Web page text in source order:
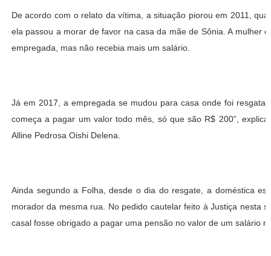
De acordo com o relato da vítima, a situação piorou em 2011,
ela passou a morar de favor na casa da mãe de Sônia. A mulher
empregada, mas não recebia mais um salário.
Já em 2017, a empregada se mudou para casa onde foi
começa a pagar um valor todo mês, só que são R$ 200”,
Alline Pedrosa Oishi Delena.
Ainda segundo a Folha, desde o dia do resgate, a doméstica
morador da mesma rua. No pedido cautelar feito à Justiça nesta
casal fosse obrigado a pagar uma pensão no valor de um salário